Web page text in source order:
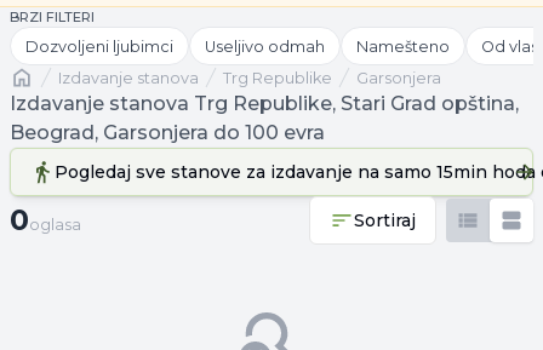
BRZI FILTERI
Dozvoljeni ljubimci Useljivo odmah Namešteno Od
Naslovnaizdavanje stanova Trg Republike Garsonjera
Izdavanje stanova Trg Republike, Stari Grad opština,
Beograd, Garsonjera do 100 evra
Pogledaj sve stanove za izdavanje na samo 15min hoda
0 oglasa
0oglasa Sortiraj